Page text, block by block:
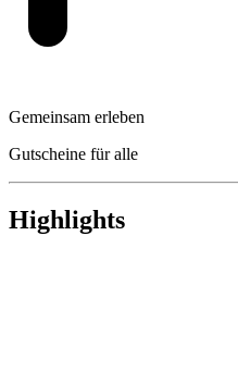
Gemeinsam erleben
Gutscheine für alle
Highlights